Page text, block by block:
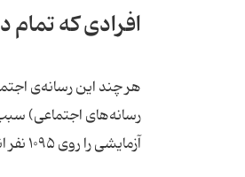
افرادی که
هر چند این رسانه‌ی
رسانه‌های اجتماعی)
آزمایشی را روی ۱۰۹۵ نفر انجام دادند تا ببینند اگر مردم یک هفته فیس‌بوک را ترک کنند چه اتفاقی خواهد افتاد.